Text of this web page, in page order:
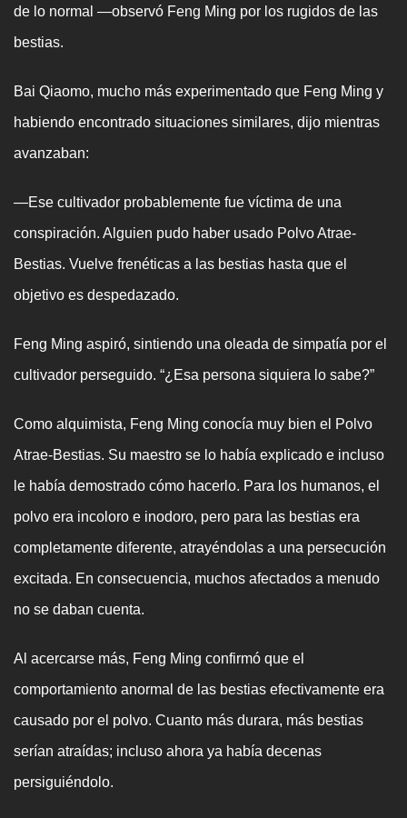
de lo normal —observó Feng Ming por los rugidos de las
bestias.
Bai Qiaomo, mucho más experimentado que Feng Ming y
habiendo encontrado situaciones similares, dijo mientras
avanzaban:
—Ese cultivador probablemente fue víctima de una
conspiración. Alguien pudo haber usado Polvo Atrae-
Bestias. Vuelve frenéticas a las bestias hasta que el
objetivo es despedazado.
Feng Ming aspiró, sintiendo una oleada de simpatía por el
cultivador perseguido. “¿Esa persona siquiera lo sabe?”
Como alquimista, Feng Ming conocía muy bien el Polvo
Atrae-Bestias. Su maestro se lo había explicado e incluso
le había demostrado cómo hacerlo. Para los humanos, el
polvo era incoloro e inodoro, pero para las bestias era
completamente diferente, atrayéndolas a una persecución
excitada. En consecuencia, muchos afectados a menudo
no se daban cuenta.
Al acercarse más, Feng Ming confirmó que el
comportamiento anormal de las bestias efectivamente era
causado por el polvo. Cuanto más durara, más bestias
serían atraídas; incluso ahora ya había decenas
persiguiéndolo.